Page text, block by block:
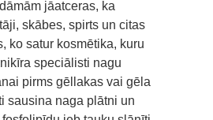
jāatceras, ka
skābes, spirts un citas
ko satur kosmētika, kuru
speciālisti nagu
pirms gēllakas vai gēla
sausina naga plātni un